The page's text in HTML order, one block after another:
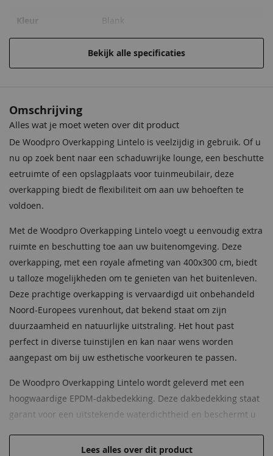
Kleur Blank
400x300 cm
Afmeting (LxB) 400x300 cm
Wandhoogte 216 cm
240 cm
Wanddikte
Garantie
Op dit product ontvangt u 5 jaar
garantie.
Beglazing Dubbel glas
Wandhoogte 216 cm
Oversteek
rondom
30 cm
Daktype Plat dak
Daktype Plat dak
193,5x34 cm (vast raam)
Bekijk alle specificaties
Omschrijving
Alles wat je moet weten over dit product
De Woodpro Overkapping Lintelo is veelzijdig in gebruik. Of u
nu op zoek bent naar een schaduwrijke lounge, een beschutte
eetruimte of een opslagplaats voor tuinmeubilair, deze
overkapping biedt de flexibiliteit om aan uw behoeften te
voldoen.
Met de Woodpro Overkapping Lintelo voegt u eenvoudig extra
ruimte en beschutting toe aan uw buitenomgeving. Deze
overkapping, met een royale afmeting van 400x300 cm, biedt
u talloze mogelijkheden om te genieten van het buitenleven.
Deze prachtige overkapping is vervaardigd uit onbehandeld
Noord-Europees vurenhout, dat bekend staat om zijn
duurzaamheid en natuurlijke uitstraling. Het hout past
perfect in diverse tuinstijlen en kan naar wens worden
aangepast om bij uw esthetische voorkeuren te passen.
De Woodpro Overkapping Lintelo wordt geleverd met een
hoogwaardige EPDM-dakbedekking. Deze dakbedekking staat
garant voor een uitstekende waterdichtheid en beschermt u
comfortabel, zelfs op regenachtige dagen. Om het
Lees alles over dit product